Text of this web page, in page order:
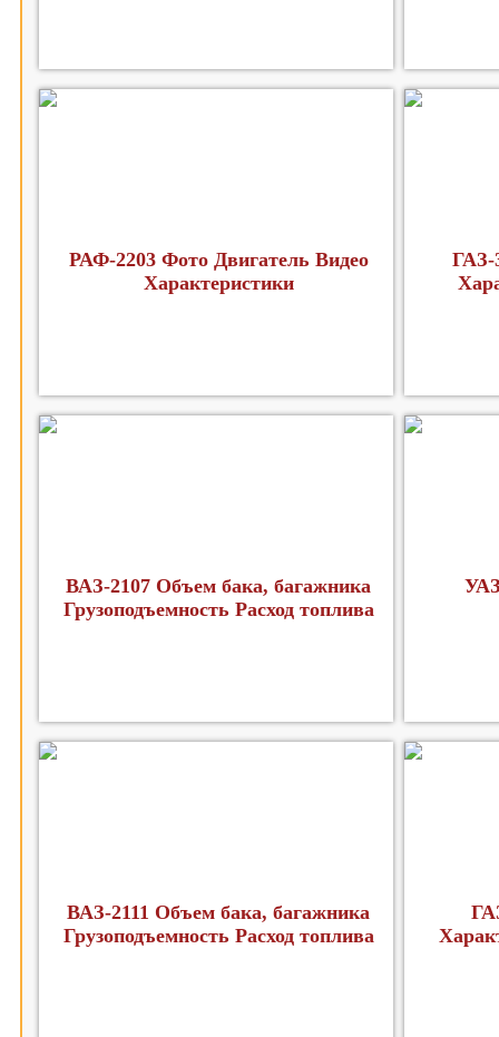
РАФ-2203 Фото Двигатель Видео
Характеристики
ГАЗ-
ВАЗ-2107 Объем бака, багажника
Грузоподъемность Расход топлива
ВАЗ-2111 Объем бака, багажника
Грузоподъемность Расход топлива